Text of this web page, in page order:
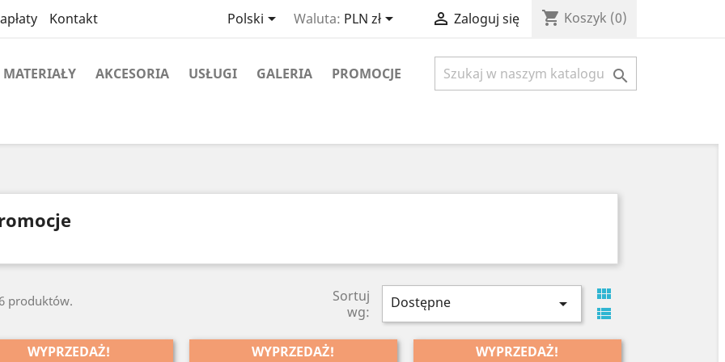
Kontakt Polski Waluta: PLN zł  Zaloguj się shopping_cart Koszyk (0)
MATERIAŁY AKCESORIA USŁUGI GALERIA PROMOCJE 
produktów.
Sortuj
wg:
Dostępne 


WYPRZEDAŻ! WYPRZEDAŻ! WYPRZEDAŻ!